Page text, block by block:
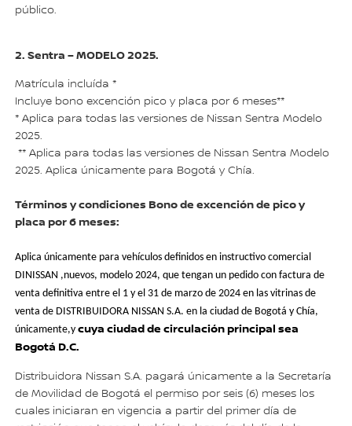
público.
2. Sentra – MODELO 2025.
Matrícula incluída *
Incluye bono excención pico y placa por 6 meses**
* Aplica para todas las versiones de Nissan Sentra Modelo
2025.
** Aplica para todas las versiones de Nissan Sentra Modelo
2025. Aplica únicamente para Bogotá y Chía.
Términos y condiciones Bono de excención de pico y
placa por 6 meses:
Aplica únicamente para vehículos definidos en instructivo comercial
DINISSAN ,nuevos, modelo 2024, que tengan un pedido con factura de
venta definitiva entre el 1 y el 31 de marzo de 2024 en las vitrinas de
venta de DISTRIBUIDORA NISSAN S.A. en la ciudad de Bogotá y Chía,
únicamente,ycuya ciudad de circulación principal sea
Bogotá D.C.
Distribuidora Nissan S.A. pagará únicamente a la Secretaría
de Movilidad de Bogotá el permiso por seis (6) meses los
cuales iniciaran en vigencia a partir del primer día de